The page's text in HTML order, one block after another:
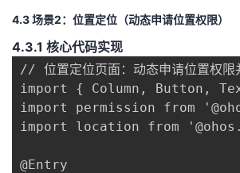
​4.3 场景2：位置定位（动态申请位置权限）​
​4.3.1 核心代码实现​
// 位置定位页面：动态申请位置权限
import { Column, Button,
import permission from
import location from
@Entry